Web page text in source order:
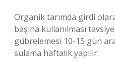
Organik tarımda girdi
başına kullanılması
gübrelemesi 10-15 gün
sulama haftalık yapılır.